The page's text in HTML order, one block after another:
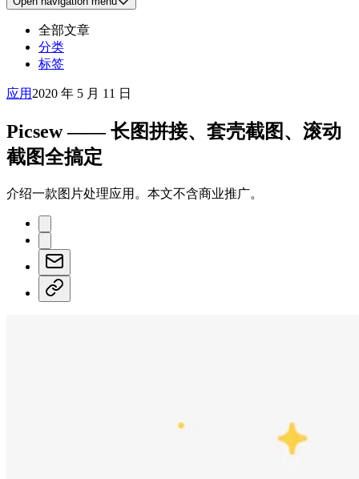
全部文章
分类
标签
应用 2020 年 5 月 11 日
Picsew —— 长图拼接、套壳截图、滚动
截图全搞定
介绍一款图片处理应用。本文不含商业推广。